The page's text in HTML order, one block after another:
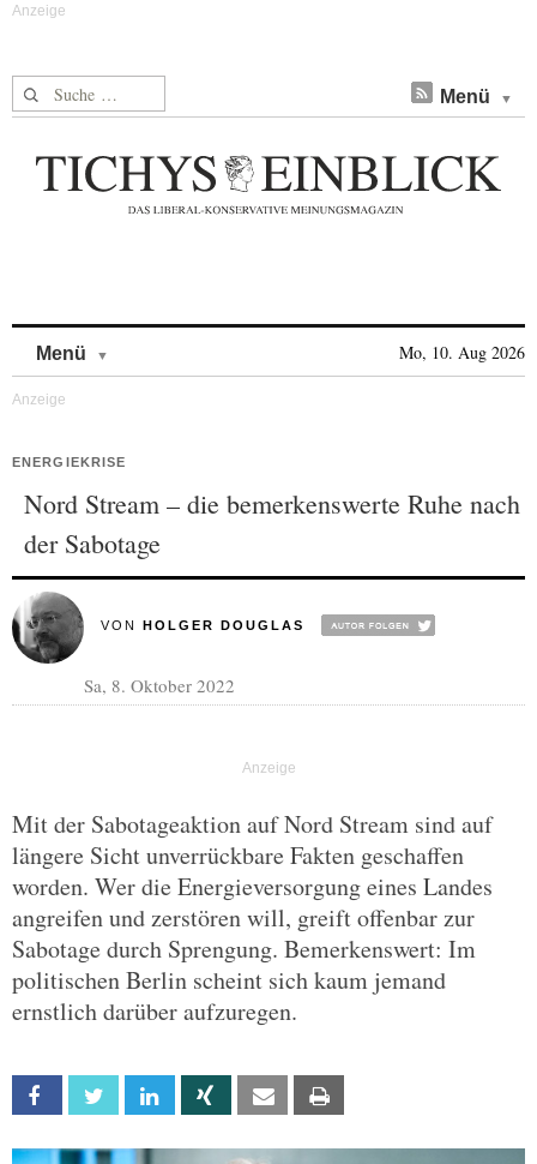
Suche nach: Menü
Menü Mo, 10. Aug 2026
ENERGIEKRISE
Nord Stream – die bemerkenswerte Ruhe nach
der Sabotage
VON HOLGER DOUGLAS
Sa, 8. Oktober 2022
Mit der Sabotageaktion auf Nord Stream sind auf
längere Sicht unverrückbare Fakten geschaffen
worden. Wer die Energieversorgung eines Landes
angreifen und zerstören will, greift offenbar zur
Sabotage durch Sprengung. Bemerkenswert: Im
politischen Berlin scheint sich kaum jemand
ernstlich darüber aufzuregen.
Facebook Twitter Linkedin Xing Email